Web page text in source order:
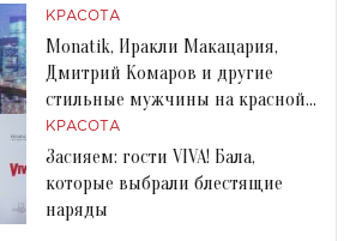
КРАСОТА
Monatik, Иракли Макацария,
Дмитрий Комаров и другие
стильные мужчины на красной
дорожке Viva! Бал
КРАСОТА
Засияем: гости VIVA! Бала,
которые выбрали блестящие
наряды